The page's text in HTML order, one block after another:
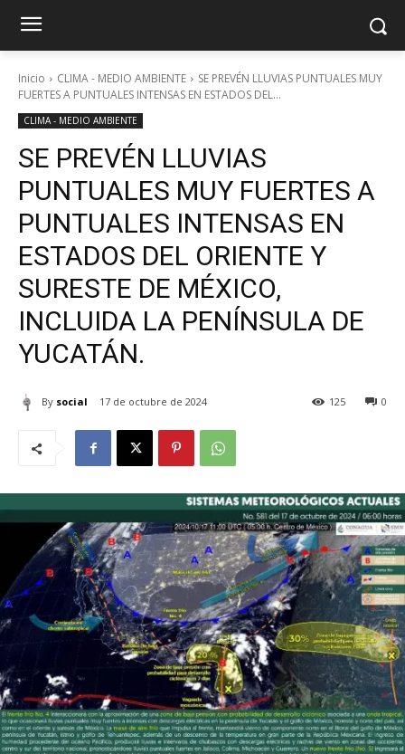
Inicio CLIMA - MEDIO AMBIENTE
SE PREVÉN LLUVIAS PUNTUALES MUY
FUERTES A PUNTUALES INTENSAS EN ESTADOS DEL...
CLIMA - MEDIO AMBIENTE
SE PREVÉN LLUVIAS
PUNTUALES MUY FUERTES A
PUNTUALES INTENSAS EN
ESTADOS DEL ORIENTE Y
SURESTE DE MÉXICO,
INCLUIDA LA PENÍNSULA DE
YUCATÁN.
By social 17 de octubre de 2024 0
125